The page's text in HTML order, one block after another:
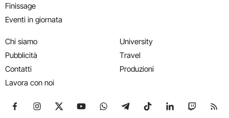
Finissage
Eventi in giornata
Chi siamo
Pubblicità
Contatti
Lavora con noi
University
Travel
Produzioni
Seguici su Facebook
Seguici su Instagram
Seguici su X
Seguici su YouTube
Seguici su WhatsApp
Seguici su Telegram
Seguici su TikTok
Seguici su
Seguici